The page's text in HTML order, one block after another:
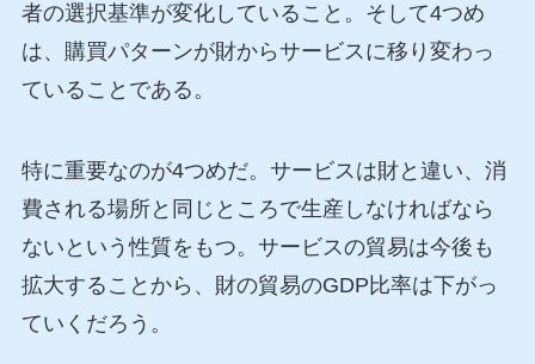
者の選択基準が変化していること。そして4つめ
は、購買パターンが財からサービスに移り変わっ
ていることである。
特に重要なのが4つめだ。サービスは財と違い、消
費される場所と同じところで生産しなければなら
ないという性質をもつ。サービスの貿易は今後も
拡大することから、財の貿易のGDP比率は下がっ
ていくだろう。